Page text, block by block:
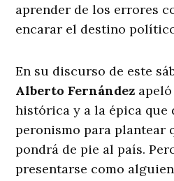
aprender de los errores
encarar el destino
En su discurso de este
Alberto Fernández
histórica y a la épica que
peronismo para plantear
pondrá de pie al país.
presentarse como